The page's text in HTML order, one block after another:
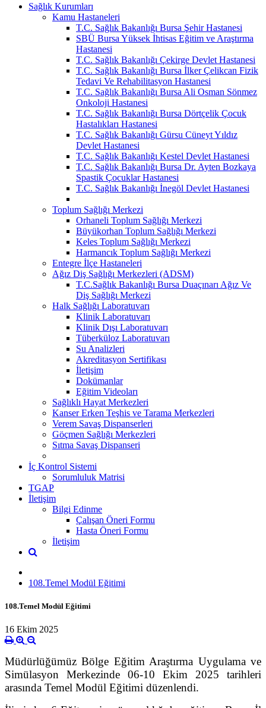
Sağlık Kurumları
Kamu Hastaneleri
T.C. Sağlık Bakanlığı Bursa Şehir Hastanesi
SBÜ Bursa Yüksek İhtisas Eğitim ve Araştırma
Hastanesi
T.C. Sağlık Bakanlığı Çekirge Devlet Hastanesi
T.C. Sağlık Bakanlığı Bursa İlker Çelikcan Fizik
Tedavi Ve Rehabilitasyon Hastanesi
T.C. Sağlık Bakanlığı Bursa Ali Osman Sönmez
Onkoloji Hastanesi
T.C. Sağlık Bakanlığı Bursa Dörtçelik Çocuk
Hastalıkları Hastanesi
T.C. Sağlık Bakanlığı Gürsu Cüneyt Yıldız
Devlet Hastanesi
T.C. Sağlık Bakanlığı Kestel Devlet Hastanesi
T.C. Sağlık Bakanlığı Bursa Dr. Ayten Bozkaya
Spastik Çocuklar Hastanesi
T.C. Sağlık Bakanlığı İnegöl Devlet Hastanesi
Toplum Sağlığı Merkezi
Orhaneli Toplum Sağlığı Merkezi
Büyükorhan Toplum Sağlığı Merkezi
Keles Toplum Sağlığı Merkezi
Harmancık Toplum Sağlığı Merkezi
Entegre İlçe Hastaneleri
Ağız Diş Sağlığı Merkezleri (ADSM)
T.C.Sağlık Bakanlığı Bursa Duaçınarı Ağız Ve
Diş Sağlığı Merkezi
Halk Sağlığı Laboratuvarı
Klinik Laboratuvarı
Klinik Dışı Laboratuvarı
Tüberküloz Laboratuvarı
Su Analizleri
Akreditasyon Sertifikası
İletişim
Dokümanlar
Eğitim Videoları
Sağlıklı Hayat Merkezleri
Kanser Erken Teşhis ve Tarama Merkezleri
Verem Savaş Dispanserleri
Göçmen Sağlığı Merkezleri
Sıtma Savaş Dispanseri
İç Kontrol Sistemi
Sorumluluk Matrisi
TGAP
İletişim
Bilgi Edinme
Çalışan Öneri Formu
Hasta Öneri Formu
İletişim
108.Temel Modül Eğitimi
108.Temel Modül Eğitimi
16 Ekim 2025
Müdürlüğümüz Bölge Eğitim Araştırma Uygulama ve
Simülasyon Merkezinde 06-10 Ekim 2025 tarihleri
arasında Temel Modül Eğitimi düzenlendi.